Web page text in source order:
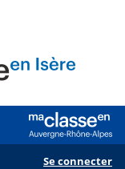
Se connecter